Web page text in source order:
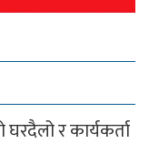
र कार्यकर्ता